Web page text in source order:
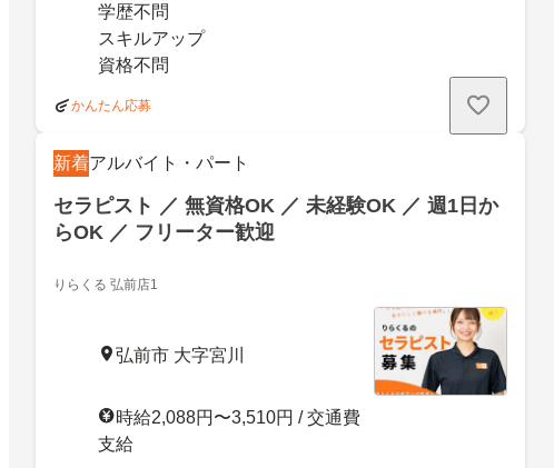
学歴不問
スキルアップ
資格不問
かんたん応募
新着アルバイト・パート
セラピスト ／ 無資格OK ／ 未経験OK ／ 週1日か
らOK ／ フリーター歓迎
りらくる 弘前店1
弘前市 大字宮川
時給2,088円〜3,510円 / 交通費
支給